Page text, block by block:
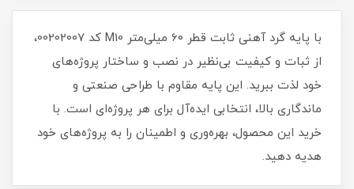
با پایه گرد آهنی ثابت قطر 60 میلی‌متر M10 کد 00202007،
از ثبات و کیفیت بی‌نظیر در نصب و ساختار پروژه‌های
خود لذت ببرید. این پایه مقاوم با طراحی صنعتی و
ماندگاری بالا، انتخابی ایده‌آل برای هر پروژه‌ای است. با
خرید این محصول، بهره‌وری و اطمینان را به پروژه‌های خود
هدیه دهید.